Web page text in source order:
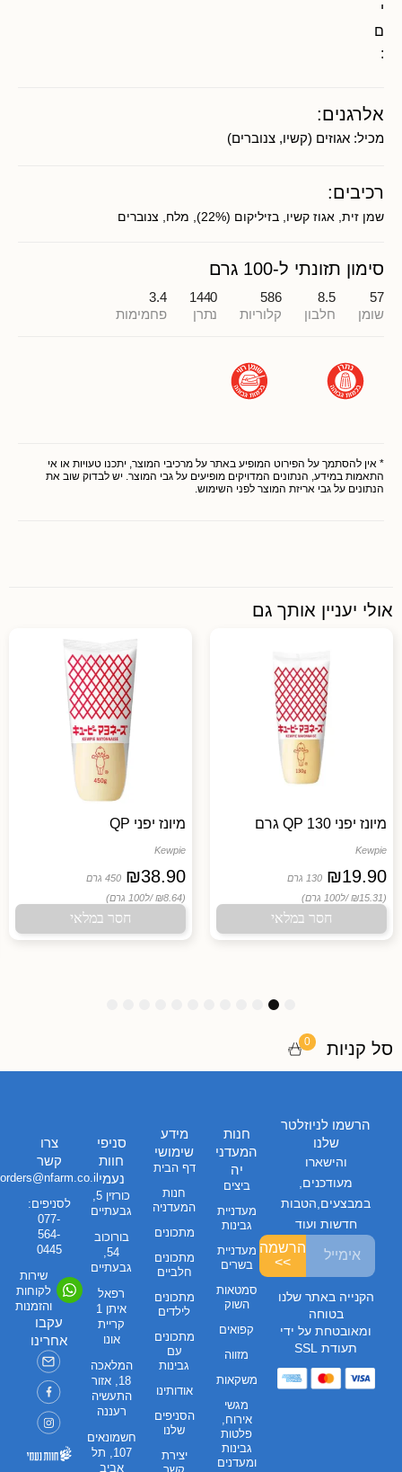
י
ם
:
אלרגנים:
מכיל: אגוזים (קשיו, צנוברים)
רכיבים:
שמן זית, אגוז קשיו, בזיליקום (22%), מלח, צנוברים
סימון תזונתי ל-100 גרם
57
שומן
8.5
חלבון
586
קלוריות
1440
נתרן
3.4
פחמימות
* אין להסתמך על הפירוט המופיע באתר על מרכיבי המוצר, יתכנו טעויות או אי
התאמות במידע, הנתונים המדויקים מופיעים על גבי המוצר. יש לבדוק שוב את
הנתונים על גבי אריזת המוצר לפני השימוש.
אולי יעניין אותך גם
מיונז יפני QP 130 גרם
Kewpie
₪19.90
130 גרם
(₪15.31 /
ל100 גרם)
חסר במלאי
מיונז יפני QP
Kewpie
₪38.90
450 גרם
(₪8.64 /
ל100 גרם)
חסר במלאי
סל קניות 0
חנות
המעדני
יה
ביצים
מעדניית
גבינות
מעדניית
בשרים
סמטאות
השוק
קפואים
מזווה
משקאות
מגשי
אירוח,
פלטות
גבינות
ומעדנים
מידע
שימושי
דף הבית
חנות
המעדניה
מתכונים
מתכונים
חלביים
מתכונים
לילדים
מתכונים
עם
גבינות
אודותינו
הסניפים
שלנו
יצירת
סניפי
חוות
נעמי
כורזין 5,
גבעתיים
בורוכוב
54,
גבעתיים
רפאל
איתן 1
קריית
אונו
המלאכה
18, אזור
התעשיה
רעננה
חשמונאים
107, תל
אביב
צרו
קשר
orders@nfarm.co.il
לסניפים:
077-
564-
0445
שירות
לקוחות
והזמנות
עקבו
אחרינו
הרשמו לניוזלטר
שלנו
והישארו
מעודכנים,
במבצעים,הטבות
חדשות ועוד
הרשמה
>>
הקנייה באתר שלנו
בטוחה
ומאובטחת על ידי
תעודת SSL